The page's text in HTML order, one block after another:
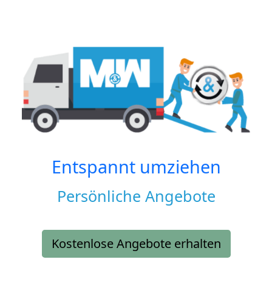
Entspannt umziehen
Persönliche Angebote
Kostenlose Angebote erhalten